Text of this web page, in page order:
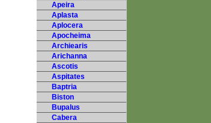
Apeira
Aplasta
Aplocera
Apocheima
Archiearis
Arichanna
Ascotis
Aspitates
Baptria
Biston
Bupalus
Cabera